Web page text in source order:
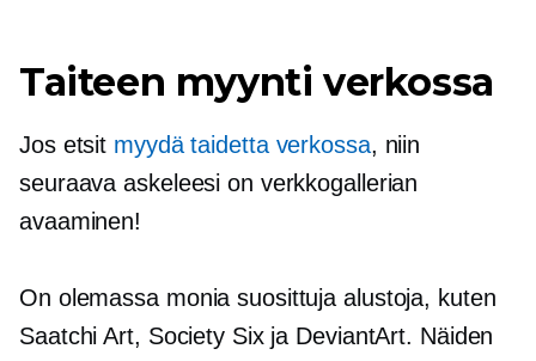
Taiteen myynti verkossa
Jos etsit myydä taidetta verkossa, niin
seuraava askeleesi on verkkogallerian
avaaminen!
On olemassa monia suosittuja alustoja, kuten
Saatchi Art, Society Six ja DeviantArt. Näiden